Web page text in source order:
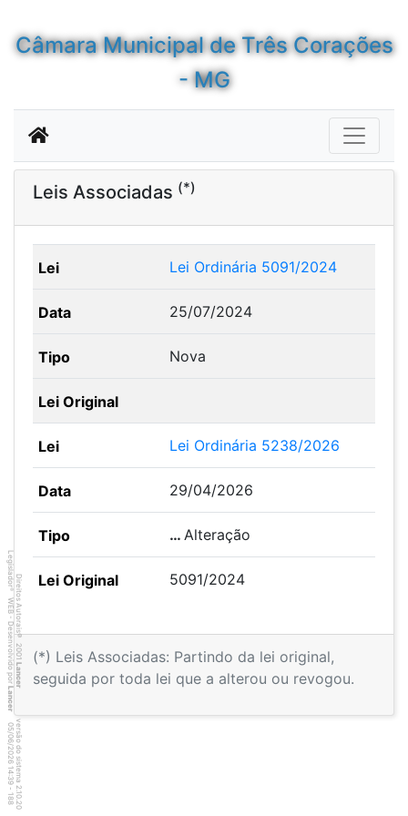
Câmara Municipal de Três Corações
- MG
Leis Associadas (*)
Lei Ordinária 5091/2024
25/07/2024
Nova
Lei Ordinária 5238/2026
29/04/2026
…Alteração
5091/2024
(*) Leis Associadas: Partindo da lei original,
seguida por toda lei que a alterou ou revogou.
Direitos Autorais
©
2001
Lancer
Legislador
®
WEB - Desenvolvido por
Lancer
versão do sistema 2.10.20
1
8
8
-
4
:3
9
0
5
/
0
6
/
2
0
2
6